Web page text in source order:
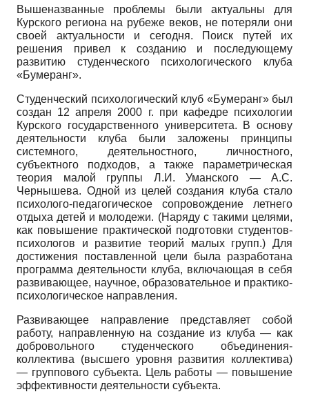
Вышеназванные проблемы были актуальны для
Курского региона на рубеже веков, не потеряли они
своей актуальности и сегодня. Поиск путей их
решения привел к созданию и последующему
развитию студенческого психологического клуба
«Бумеранг».
Студенческий психологический клуб «Бумеранг» был
создан 12 апреля 2000 г. при кафедре психологии
Курского государственного университета. В основу
деятельности клуба были заложены принципы
системного, деятельностного, личностного,
субъектного подходов, а также параметрическая
теория малой группы Л.И. Уманского — А.С.
Чернышева. Одной из целей создания клуба стало
психолого-педагогическое сопровождение летнего
отдыха детей и молодежи. (Наряду с такими целями,
как повышение практической подготовки студентов-
психологов и развитие теорий малых групп.) Для
достижения поставленной цели была разработана
программа деятельности клуба, включающая в себя
развивающее, научное, образовательное и практико-
психологическое направления.
Развивающее направление представляет собой
работу, направленную на создание из клуба — как
добровольного студенческого объединения-
коллектива (высшего уровня развития коллектива)
— группового субъекта. Цель работы — повышение
эффективности деятельности субъекта.